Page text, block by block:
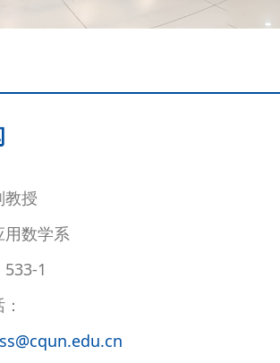
教授
用数学系
533-1